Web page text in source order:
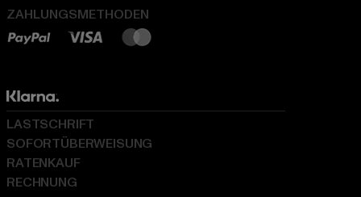
ZAHLUNGSMETHODEN
LASTSCHRIFT
SOFORTÜBERWEISUNG
RATENKAUF
RECHNUNG